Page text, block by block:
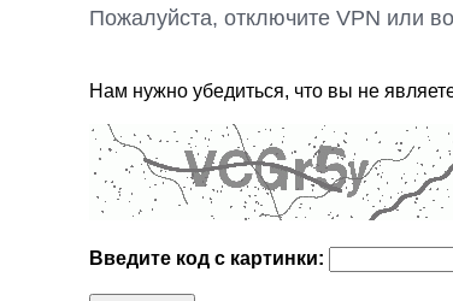
Пожалуйста, отключите VPN или
Нам нужно убедиться, что вы не
Введите код с картинки: